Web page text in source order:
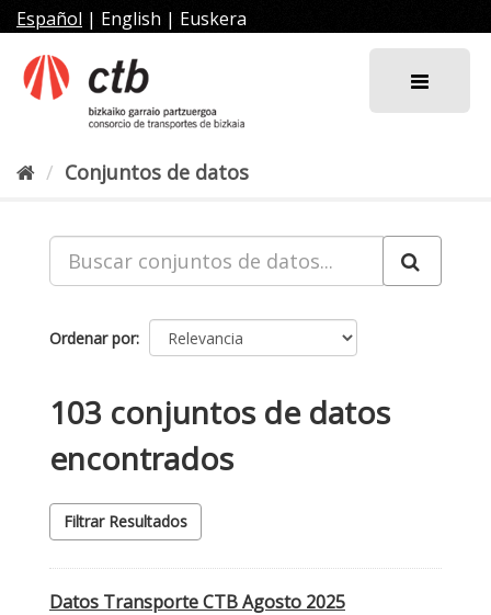
al
contenido
Español | English | Euskera
Conjuntos de datos
Ordenar por
103 conjuntos de datos
encontrados
Filtrar Resultados
Datos Transporte CTB Agosto 2025